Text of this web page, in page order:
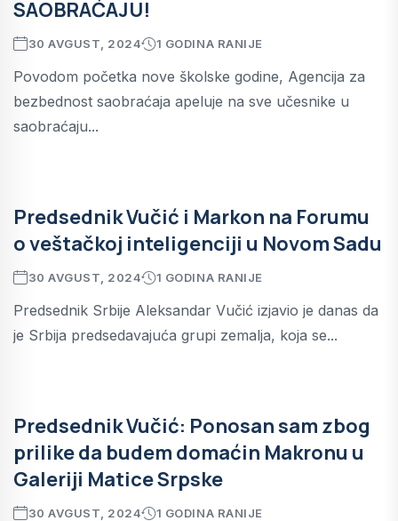
SAOBRAĆAJU!
30 AVGUST, 2024 1 GODINA RANIJE
Povodom početka nove školske godine, Agencija za
bezbednost saobraćaja apeluje na sve učesnike u
saobraćaju...
Predsednik Vučić i Markon na Forumu
o veštačkoj inteligenciji u Novom Sadu
30 AVGUST, 2024 1 GODINA RANIJE
Predsednik Srbije Aleksandar Vučić izjavio je danas da
je Srbija predsedavajuća grupi zemalja, koja se...
Predsednik Vučić: Ponosan sam zbog
prilike da budem domaćin Makronu u
Galeriji Matice Srpske
30 AVGUST, 2024 1 GODINA RANIJE